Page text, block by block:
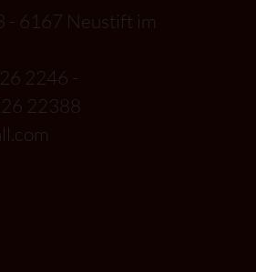
- 6167 Neustift im
2246 -
22388